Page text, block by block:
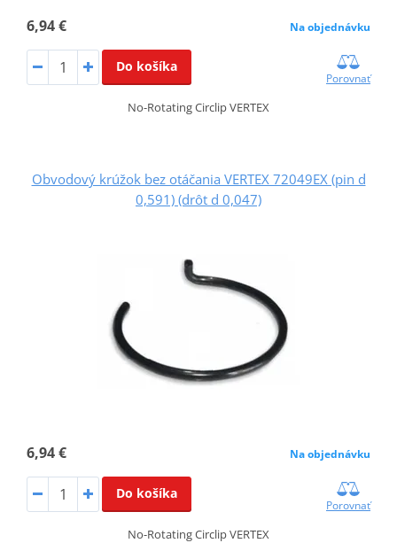
6,94 € Na objednávku
Do košíka
Porovnať
No-Rotating Circlip VERTEX
Obvodový krúžok bez otáčania VERTEX 72049EX (pin d
0,591) (drôt d 0,047)
6,94 € Na objednávku
Do košíka
Porovnať
No-Rotating Circlip VERTEX